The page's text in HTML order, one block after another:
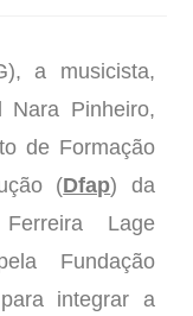
a musicista,
Nara Pinheiro,
de Formação
(Dfap) da
Lage
Fundação
integrar a